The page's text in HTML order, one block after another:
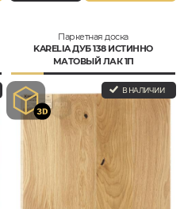
Паркетная доска
KARELIA ДУБ 138 ИСТИННО
МАТОВЫЙ ЛАК 1П
В НАЛИЧИИ